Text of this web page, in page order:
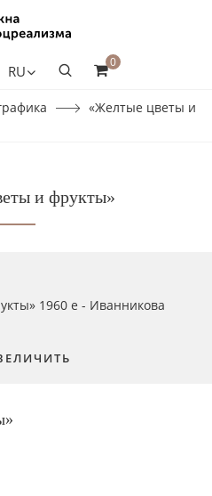
RU
0
«Желтые цветы и
и фрукты»